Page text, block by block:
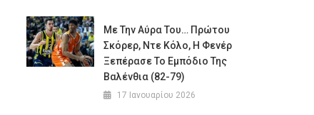
Με Την Αύρα Του… Πρώτου
Σκόρερ, Ντε Κόλο, Η Φενέρ
Ξεπέρασε Το Εμπόδιο Της
Βαλένθια (82-79)
17 Ιανουαρίου 2026